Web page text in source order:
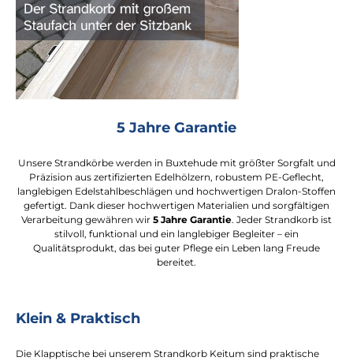
5 Jahre Garantie
Unsere Strandkörbe werden in Buxtehude mit größter Sorgfalt und
Präzision aus zertifizierten Edelhölzern, robustem PE-Geflecht,
langlebigen Edelstahlbeschlägen und hochwertigen Dralon-Stoffen
gefertigt. Dank dieser hochwertigen Materialien und sorgfältigen
Verarbeitung gewähren wir 5 Jahre Garantie. Jeder Strandkorb ist
stilvoll, funktional und ein langlebiger Begleiter – ein
Qualitätsprodukt, das bei guter Pflege ein Leben lang Freude
bereitet.
Klein & Praktisch
Die Klapptische bei unserem Strandkorb Keitum sind praktische